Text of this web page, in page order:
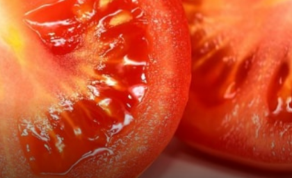
în Baia Mare. Se caută îngrijitori, bucătari și
„Maramureșul Tradițional în Miniaturi și
cea de-a VIII-a ediție a evenimentului „Fiii
Mănăstirii Botiza: „Aici se păstrează cu sfințenie
VULNERABILE DIN BAIA MARE